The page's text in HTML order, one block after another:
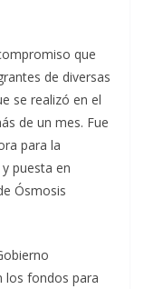
que
de diversas
se realizó en el
de un mes. Fue
para la
puesta en
Ósmosis
los fondos para